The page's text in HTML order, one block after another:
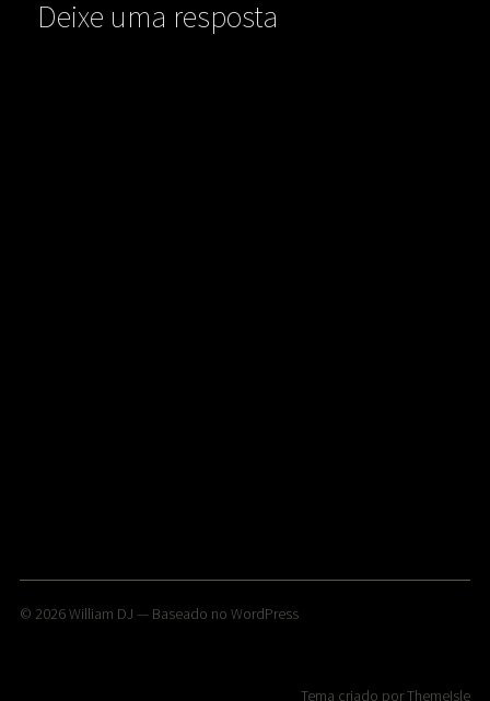
Deixe uma resposta
© 2026William DJ — Baseado no WordPress
Tema criado porThemeIsle